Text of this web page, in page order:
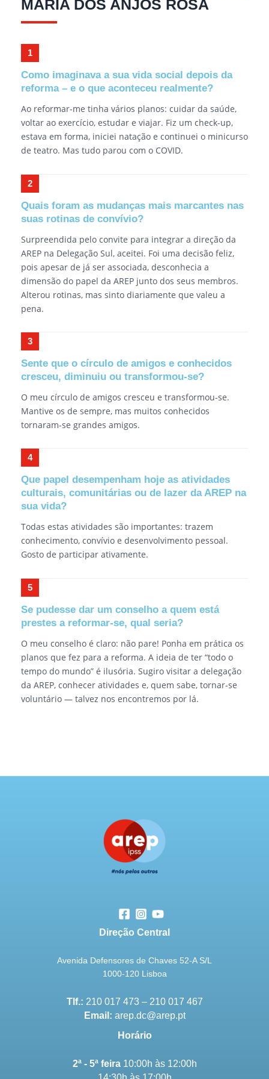
MARIA DOS ANJOS ROSA
Como imaginava a sua vida social depois da
reforma – e o que aconteceu realmente?
Ao reformar-me tinha vários planos: cuidar da saúde,
voltar ao exercício, estudar e viajar. Fiz um check-up,
estava em forma, iniciei natação e continuei o minicurso
de teatro. Mas tudo parou com o COVID.
Quais foram as mudanças mais marcantes nas
suas rotinas de convívio?
Surpreendida pelo convite para integrar a direção da
AREP na Delegação Sul, aceitei. Foi uma decisão feliz,
pois apesar de já ser associada, desconhecia a
dimensão do papel da AREP junto dos seus membros.
Alterou rotinas, mas sinto diariamente que valeu a
pena.
Sente que o círculo de amigos e conhecidos
cresceu, diminuiu ou transformou-se?
O meu círculo de amigos cresceu e transformou-se.
Mantive os de sempre, mas muitos conhecidos
tornaram-se grandes amigos.
Que papel desempenham hoje as atividades
culturais, comunitárias ou de lazer da AREP na
sua vida?
Todas estas atividades são importantes: trazem
conhecimento, convívio e desenvolvimento pessoal.
Gosto de participar ativamente.
Se pudesse dar um conselho a quem está
prestes a reformar-se, qual seria?
O meu conselho é claro: não pare! Ponha em prática os
planos que fez para a reforma. A ideia de ter “todo o
tempo do mundo” é ilusória. Sugiro visitar a delegação
da AREP, conhecer atividades e, quem sabe, tornar-se
voluntário — talvez nos encontremos por lá.
Direção Central
Avenida Defensores de Chaves 52-A S/L
1000-120 Lisboa
Tlf.: 210 017 473 – 210 017 467
Email: arep.dc@arep.pt
Horário
2ª - 5ª feira10:00h às 12:00h